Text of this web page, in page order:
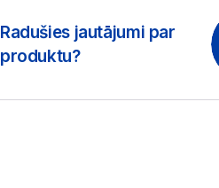
Radušies jautājumi par
produktu?